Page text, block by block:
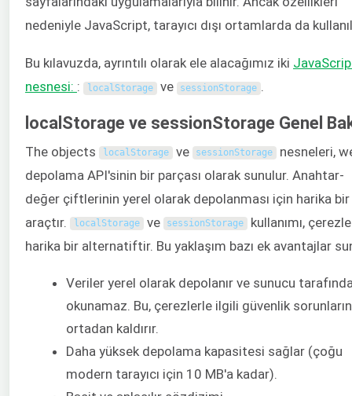
nedeniyle JavaScript, tarayıcı dışı ortamlarda da
Bu kılavuzda, ayrıntılı olarak ele alacağımız iki
nesnesi: : localStorage ve sessionStorage .
localStorage ve sessionStorage Genel
The objects localStorage ve sessionStorage
nesneleri,
depolama API'sinin bir parçası olarak sunulur. Anahtar-
değer çiftlerinin yerel olarak depolanması için harika bir
araçtır.
localStorage ve sessionStorage
kullanımı,
harika bir alternatiftir. Bu yaklaşım bazı ek avantajlar
Veriler yerel olarak depolanır ve sunucu
okunamaz. Bu, çerezlerle ilgili güvenlik
ortadan kaldırır.
Daha yüksek depolama kapasitesi sağlar (çoğu
modern tarayıcı için 10 MB'a kadar).